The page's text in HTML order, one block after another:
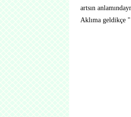
artsın
Aklıma geldikçe